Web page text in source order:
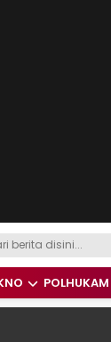
DuniaPOLHUKAM